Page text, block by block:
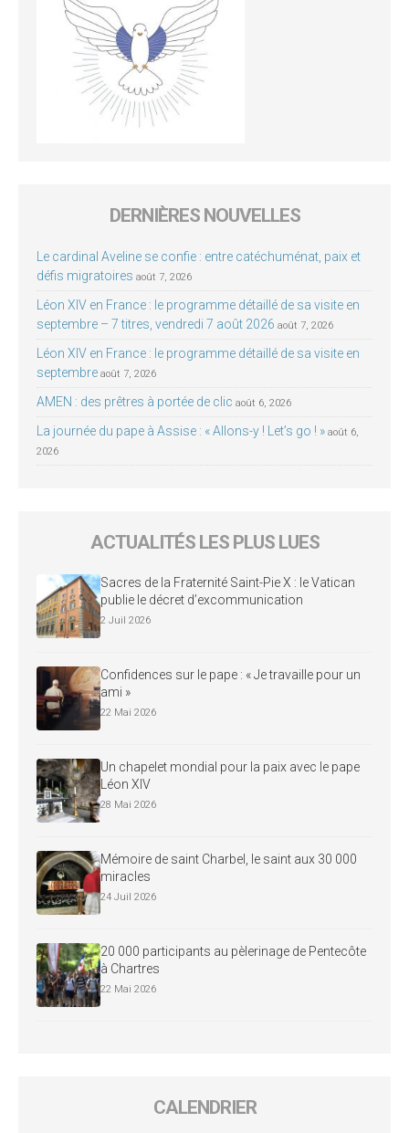
DERNIÈRES NOUVELLES
Le cardinal Aveline se confie : entre catéchuménat, paix et
défis migratoires août 7, 2026
Léon XIV en France : le programme détaillé de sa visite en
septembre – 7 titres, vendredi 7 août 2026 août 7, 2026
Léon XIV en France : le programme détaillé de sa visite en
septembre août 7, 2026
AMEN : des prêtres à portée de clic août 6, 2026
La journée du pape à Assise : « Allons-y ! Let’s go ! » août 6,
2026
ACTUALITÉS LES PLUS LUES
Sacres de la Fraternité Saint-Pie X : le Vatican
publie le décret d’excommunication
2 Juil 2026
Confidences sur le pape : « Je travaille pour un
ami »
22 Mai 2026
Un chapelet mondial pour la paix avec le pape
Léon XIV
28 Mai 2026
Mémoire de saint Charbel, le saint aux 30 000
miracles
24 Juil 2026
20 000 participants au pèlerinage de Pentecôte
à Chartres
22 Mai 2026
CALENDRIER